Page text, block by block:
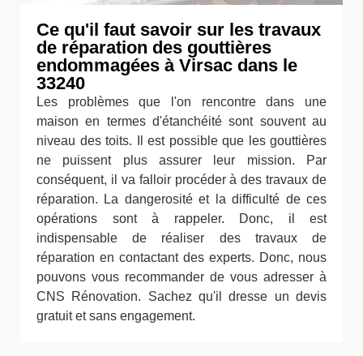
Ce qu'il faut savoir sur les travaux
de réparation des gouttières
endommagées à Virsac dans le
33240
Les problèmes que l'on rencontre dans une
maison en termes d'étanchéité sont souvent au
niveau des toits. Il est possible que les gouttières
ne puissent plus assurer leur mission. Par
conséquent, il va falloir procéder à des travaux de
réparation. La dangerosité et la difficulté de ces
opérations sont à rappeler. Donc, il est
indispensable de réaliser des travaux de
réparation en contactant des experts. Donc, nous
pouvons vous recommander de vous adresser à
CNS Rénovation. Sachez qu'il dresse un devis
gratuit et sans engagement.